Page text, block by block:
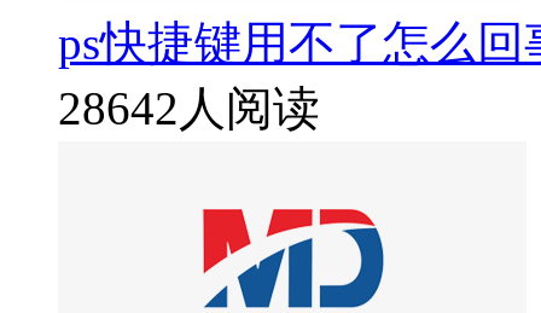
ps快捷键用不了怎么
28642人阅读